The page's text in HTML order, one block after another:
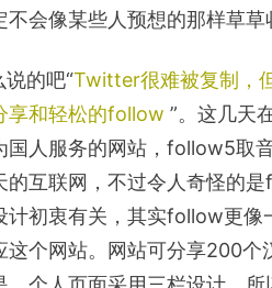
Follow5
会像某些人预想的那样草草
的吧“Twitter很难被复制，
享和轻松的follow ”。这几天
国人服务的网站，follow5
的互联网，不过令人奇怪的
计初衷有关，其实follow更
这个网站。网站可分享200个